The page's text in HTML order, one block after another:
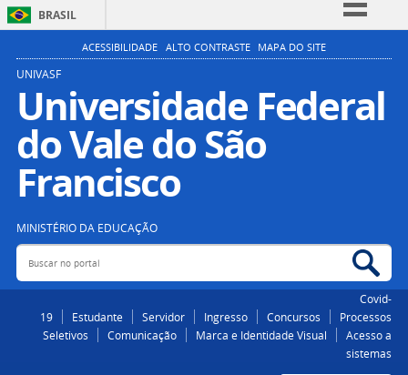
BRASIL
Simplifique!
Participe
Acesso à informação
Legislação
ACESSIBILIDADE ALTO CONTRASTE MAPA DO SITE
UNIVASF
Universidade Federal
do Vale do São
Francisco
MINISTÉRIO DA EDUCAÇÃO
Buscar no portal
Covid-
19
Estudante Servidor Ingresso Concursos
Processos
Seletivos
Comunicação Marca e Identidade Visual
Acesso a
sistemas